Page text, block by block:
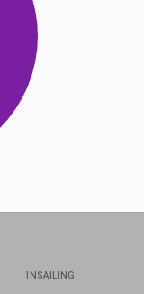
INSAILING